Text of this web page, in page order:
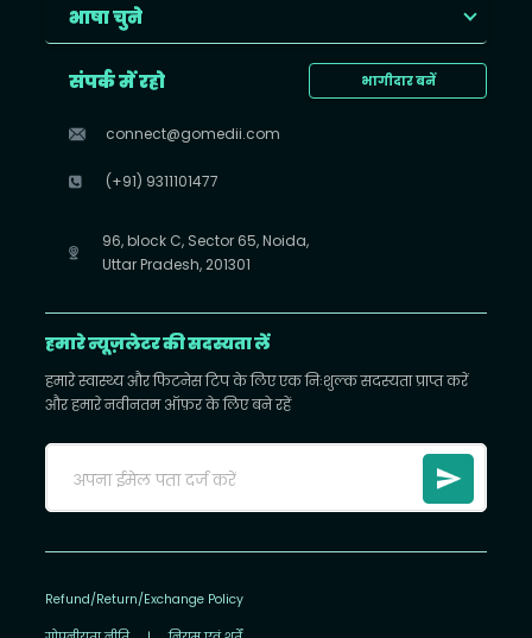
भाषा चुने
भागीदार बनें
संपर्क में रहो
connect@gomedii.com
(+91) 9311101477
96, block C, Sector 65, Noida,
Uttar Pradesh, 201301
हमारे न्यूज़लेटर की सदस्यता लें
हमारे स्वास्थ्य और फिटनेस टिप के लिए एक निःशुल्क सदस्यता प्राप्त करें
और हमारे नवीनतम ऑफ़र के लिए बने रहें
Refund/Return/Exchange Policy